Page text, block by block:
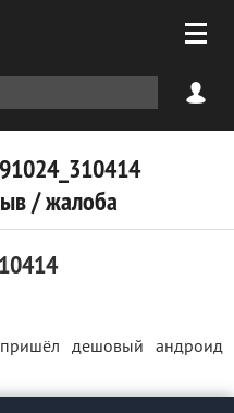
/ жалоба
дешовый андроид